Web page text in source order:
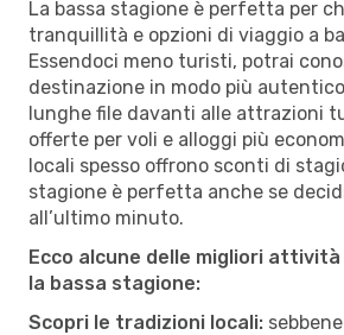
La bassa stagione è perfetta per
tranquillità e opzioni di viaggio a
Essendoci meno turisti, potrai
destinazione in modo più
lunghe file davanti alle attrazioni
offerte per voli e alloggi più
locali spesso offrono sconti di
stagione è perfetta anche se
all’ultimo minuto.
Ecco alcune delle migliori
la bassa stagione:
Scopri le tradizioni locali: